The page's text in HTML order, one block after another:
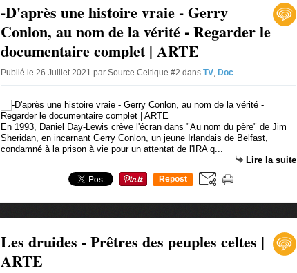
-D'après une histoire vraie - Gerry
Conlon, au nom de la vérité - Regarder le
documentaire complet | ARTE
Publié le 26 Juillet 2021 par Source Celtique #2 dans TV, Doc
En 1993, Daniel Day-Lewis crève l'écran dans "Au nom du père" de Jim
Sheridan, en incarnant Gerry Conlon, un jeune Irlandais de Belfast,
condamné à la prison à vie pour un attentat de l'IRA q...
Lire la suite
Repost
Les druides - Prêtres des peuples celtes |
ARTE